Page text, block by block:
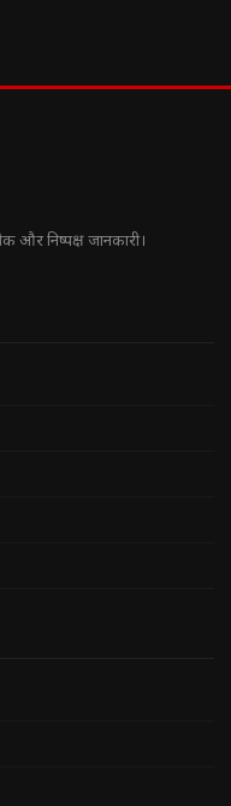
निष्पक्ष जानकारी।